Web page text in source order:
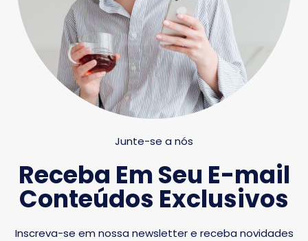
Junte-se a nós
Receba Em Seu E-mail
Conteúdos Exclusivos
Inscreva-se em nossa newsletter e receba novidades